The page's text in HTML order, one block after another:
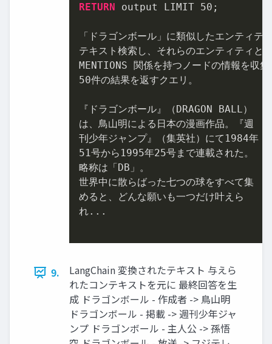
RETURN output LIMIT 50 ;
「ドラゴンボール」に類似したエンティテ
テキスト検索し、それらのエンティティと
50件の結果を返すクエリ。
『ドラゴンボール』（DRAGON BALL）
は、鳥山明による日本の漫画作品。『週
刊少年ジャンプ』（集英社）にて 1984
51号から 1995年25号まで連載された。
略称は「DB」。
世界中に散らばった七つの球をすべて集
めると、どんな願いも一つだけ叶えら
れ...
9.
LangChain 変換されたテキスト 与えら
れたコンテキストを元に 最終回答を生
成 ドラゴンボール - 作成者 -> 鳥山明
ドラゴンボール - 掲載 -> 週刊少年ジャ
ンプ ドラゴンボール - 主人公 -> 孫悟